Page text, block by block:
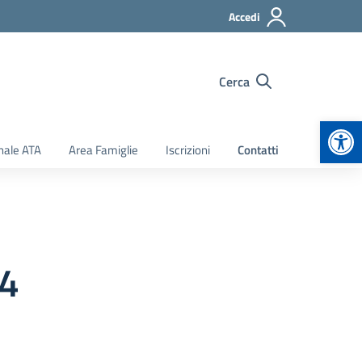
Accedi
Cerca
ATA Area Famiglie Iscrizioni Contatti